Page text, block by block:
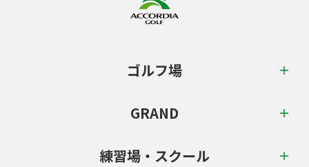
ゴルフ場
GRAND
練習場・スクール